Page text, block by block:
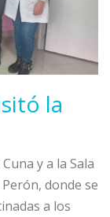
la
y a la Sala
donde se
a los